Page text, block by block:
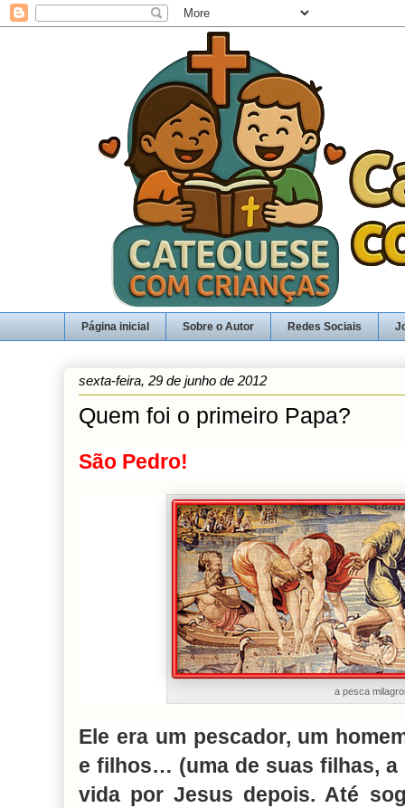
Página inicial Sobre o Autor Redes Sociais
sexta-feira, 29 de junho de 2012
Quem foi o primeiro Papa?
São Pedro!
a pesca
Ele era um pescador, um
e filhos… (uma de suas filhas, a
vida por Jesus depois. Até